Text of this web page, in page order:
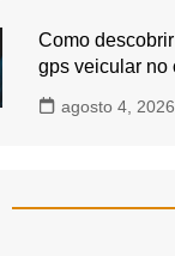
Como
gps veicular no
agosto 4, 2026